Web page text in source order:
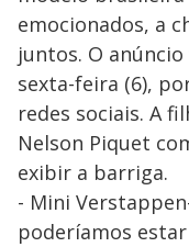
emocionados, a
juntos. O
sexta-feira (6),
redes sociais. A
Nelson Piquet
exibir a barriga.
- Mini
poderíamos